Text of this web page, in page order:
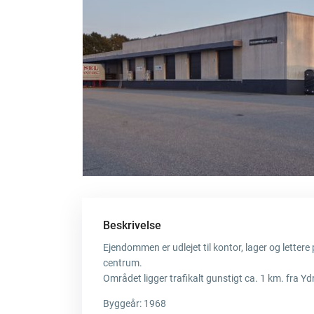
Beskrivelse
Ejendommen er udlejet til kontor, lager og
centrum.
Området ligger trafikalt gunstigt ca. 1 km. fra
Byggeår: 1968